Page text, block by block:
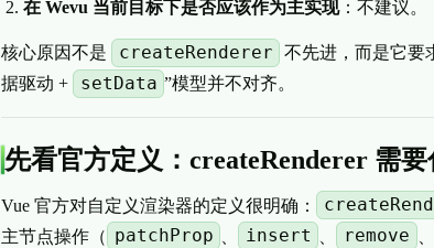
在 Wevu 当前目标下是否应该作为主实现：不建议。
核心原因不是 createRenderer
不先进，而是它要
据驱动 +
setData ”模型并不对齐。
先看官方定义：createRenderer 需要
Vue 官方对自定义渲染器的定义很明确：
主节点操作（ patchProp insert remove